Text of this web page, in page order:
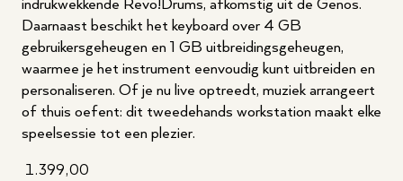
indrukwekkende Revo!Drums, afkomstig uit de Genos.
Daarnaast beschikt het keyboard over 4 GB
gebruikersgeheugen en 1 GB uitbreidingsgeheugen,
waarmee je het instrument eenvoudig kunt uitbreiden en
personaliseren. Of je nu live optreedt, muziek arrangeert
of thuis oefent: dit tweedehands workstation maakt elke
speelsessie tot een plezier.
1.399,00